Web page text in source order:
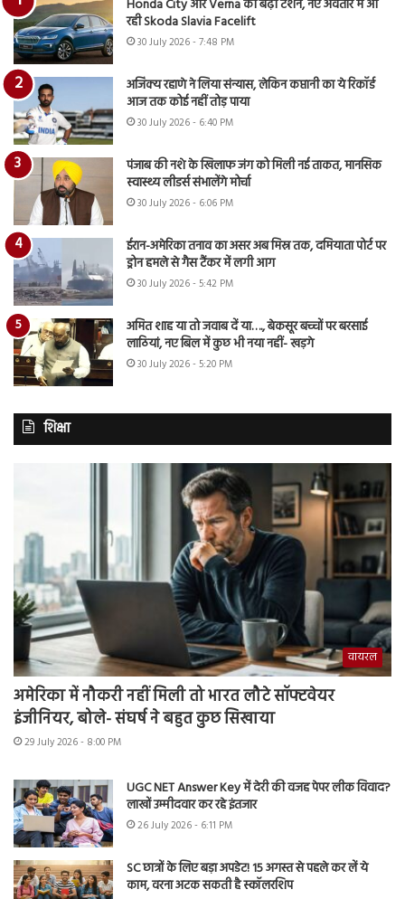
Honda City और Verna की बढ़ी टेंशन, नए अवतार में आ
रही Skoda Slavia Facelift
30 July 2026 - 7:48 PM
अजिंक्य रहाणे ने लिया संन्यास, लेकिन कप्तानी का ये रिकॉर्ड
आज तक कोई नहीं तोड़ पाया
30 July 2026 - 6:40 PM
पंजाब की नशे के खिलाफ जंग को मिली नई ताकत, मानसिक
स्वास्थ्य लीडर्स संभालेंगे मोर्चा
30 July 2026 - 6:06 PM
ईरान-अमेरिका तनाव का असर अब मिस्र तक, दमियाता पोर्ट पर
ड्रोन हमले से गैस टैंकर में लगी आग
30 July 2026 - 5:42 PM
अमित शाह या तो जवाब दें या…., बेकसूर बच्चों पर बरसाई
लाठियां, नए बिल में कुछ भी नया नहीं- खड़गे
30 July 2026 - 5:20 PM
शिक्षा
वायरल
अमेरिका में नौकरी नहीं मिली तो भारत लौटे सॉफ्टवेयर
इंजीनियर, बोले- संघर्ष ने बहुत कुछ सिखाया
29 July 2026 - 8:00 PM
UGC NET Answer Key में देरी की वजह पेपर लीक विवाद?
लाखों उम्मीदवार कर रहे इंतजार
26 July 2026 - 6:11 PM
SC छात्रों के लिए बड़ा अपडेट! 15 अगस्त से पहले कर लें ये
काम, वरना अटक सकती है स्कॉलरशिप